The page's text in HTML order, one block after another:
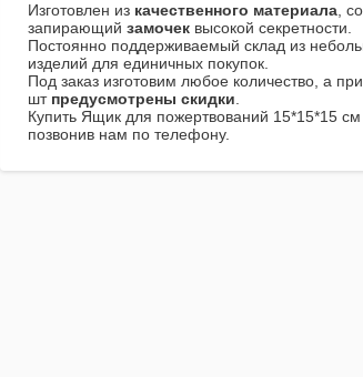
Изготовлен из качественного материала ,
запирающий замочек высокой секретности.
Постоянно поддерживаемый склад из
изделий для единичных покупок.
Под заказ изготовим любое количество, а
шт предусмотрены скидки
Купить Ящик для пожертвований 15*15*15
позвонив нам по телефону.